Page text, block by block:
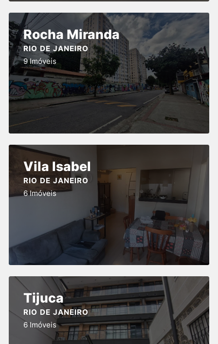
Rocha Miranda
RIO DE JANEIRO
9 Imóveis
Vila Isabel
RIO DE JANEIRO
6 Imóveis
Tijuca
RIO DE JANEIRO
6 Imóveis